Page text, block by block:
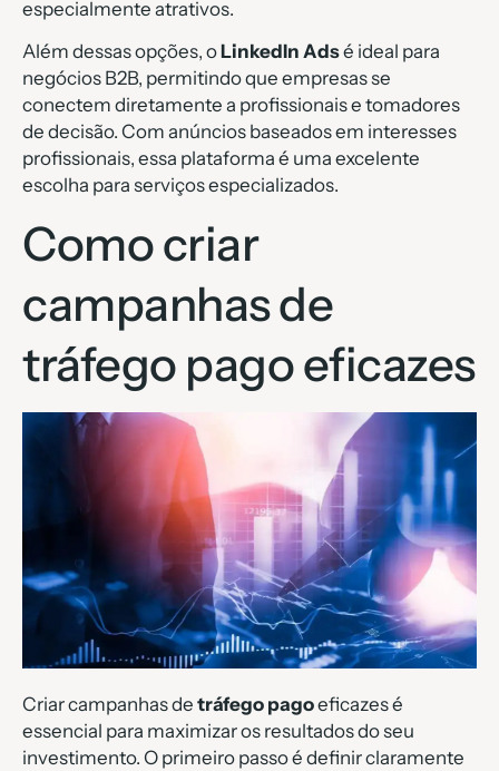
especialmente atrativos.
Além dessas opções, oLinkedIn Adsé ideal para
negócios B2B, permitindo que empresas se
conectem diretamente a profissionais e tomadores
de decisão. Com anúncios baseados em interesses
profissionais, essa plataforma é uma excelente
escolha para serviços especializados.
Como criar
campanhas de
tráfego pago eficazes
Criar campanhas de tráfego pagoeficazes é
essencial para maximizar os resultados do seu
investimento. O primeiro passo é definir claramente